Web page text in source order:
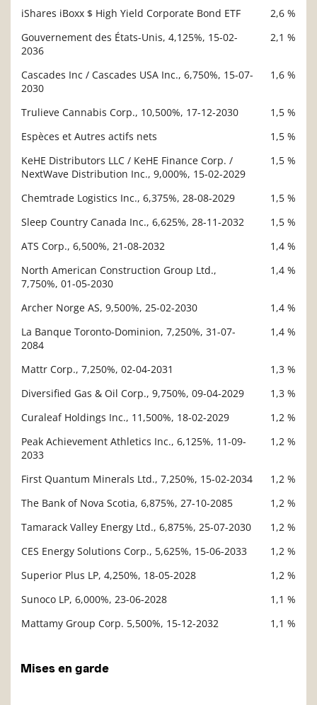
iShares iBoxx $ High Yield Corporate Bond ETF
2,6 %
Gouvernement des États-Unis, 4,125%, 15-02-
2036
2,1 %
Cascades Inc / Cascades USA Inc., 6,750%, 15-07-
2030
1,6 %
Trulieve Cannabis Corp., 10,500%, 17-12-2030
1,5 %
Espèces et Autres actifs nets
1,5 %
KeHE Distributors LLC / KeHE Finance Corp. /
NextWave Distribution Inc., 9,000%, 15-02-2029
1,5 %
Chemtrade Logistics Inc., 6,375%, 28-08-2029
1,5 %
Sleep Country Canada Inc., 6,625%, 28-11-2032
1,5 %
ATS Corp., 6,500%, 21-08-2032
1,4 %
North American Construction Group Ltd.,
7,750%, 01-05-2030
1,4 %
Archer Norge AS, 9,500%, 25-02-2030
1,4 %
La Banque Toronto-Dominion, 7,250%, 31-07-
2084
1,4 %
Mattr Corp., 7,250%, 02-04-2031
1,3 %
Diversified Gas & Oil Corp., 9,750%, 09-04-2029
1,3 %
Curaleaf Holdings Inc., 11,500%, 18-02-2029
1,2 %
Peak Achievement Athletics Inc., 6,125%, 11-09-
2033
1,2 %
First Quantum Minerals Ltd., 7,250%, 15-02-2034
1,2 %
The Bank of Nova Scotia, 6,875%, 27-10-2085
1,2 %
Tamarack Valley Energy Ltd., 6,875%, 25-07-2030
1,2 %
CES Energy Solutions Corp., 5,625%, 15-06-2033
1,2 %
Superior Plus LP, 4,250%, 18-05-2028
1,2 %
Sunoco LP, 6,000%, 23-06-2028
1,1 %
Mattamy Group Corp. 5,500%, 15-12-2032
1,1 %
Mises en garde